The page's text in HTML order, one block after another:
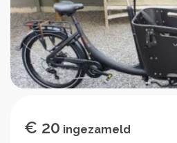
€ 20 ingezameld